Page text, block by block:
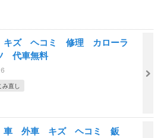
キズ ヘコミ 修理 カローラ
代車無料
直し
車 外車 キズ ヘコミ 鈑